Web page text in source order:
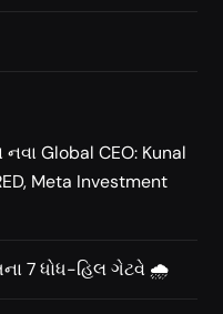
Global CEO: Kunal
Meta Investment
7 ધોધ-હિલ ગેટવે 🌧️